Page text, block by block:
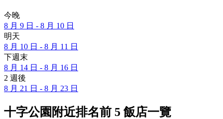
今晚
8 月 9 日 - 8 月 10 日
明天
8 月 10 日 - 8 月 11 日
下週末
8 月 14 日 - 8 月 16 日
2 週後
8 月 21 日 - 8 月 23 日
十字公園附近排名前 5 飯店一覽